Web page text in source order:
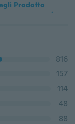
Prodotto
816
157
114
48
88